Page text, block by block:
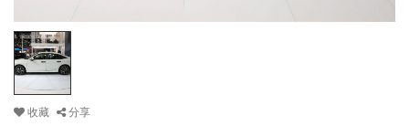
收藏 分享